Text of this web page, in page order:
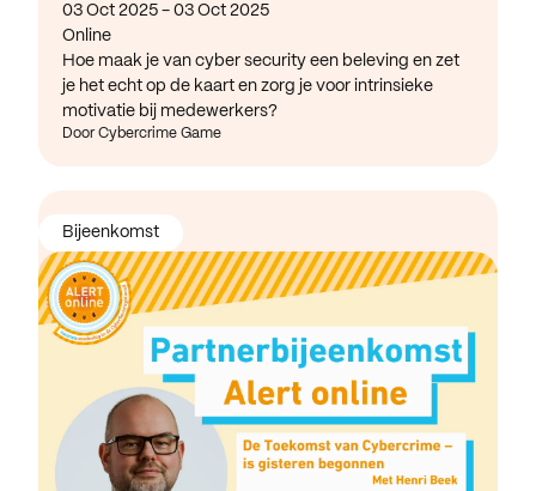
03 Oct 2025 - 03 Oct 2025
Online
Hoe maak je van cyber security een beleving en zet
je het echt op de kaart en zorg je voor intrinsieke
motivatie bij medewerkers?
Door Cybercrime Game
Bijeenkomst